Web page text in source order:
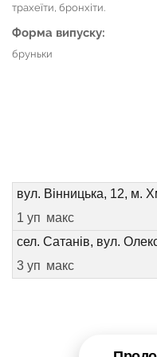
трахеїти, бронхіти.
Форма випуску:
бруньки
вул. Вінницька, 12, м.
1 уп макс
сел. Сатанів, вул.
3 уп макс